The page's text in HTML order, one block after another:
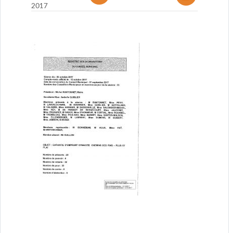
2017